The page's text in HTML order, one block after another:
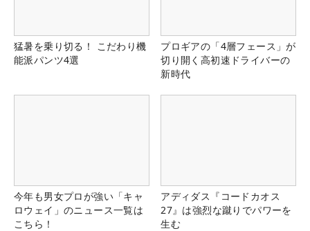
猛暑を乗り切る！ こだわり機
能派パンツ4選
プロギアの「4層フェース」が
切り開く高初速ドライバーの
新時代
今年も男女プロが強い「キャ
ロウェイ」のニュース一覧は
こちら！
アディダス『コードカオス
27』は強烈な蹴りでパワーを
生む